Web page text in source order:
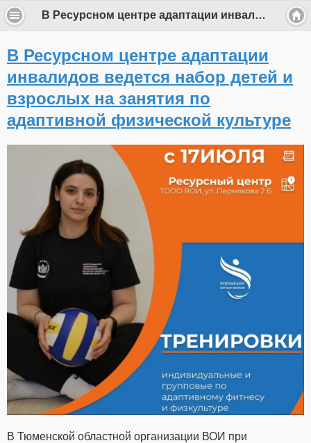
В Ресурсном центре адаптации инвалидов ведется набор детей и взрослых на занятия по адаптивной физической культуре
В Ресурсном центре адаптации
инвалидов ведется набор детей и
взрослых на занятия по
адаптивной физической культуре
В Тюменской областной организации ВОИ при